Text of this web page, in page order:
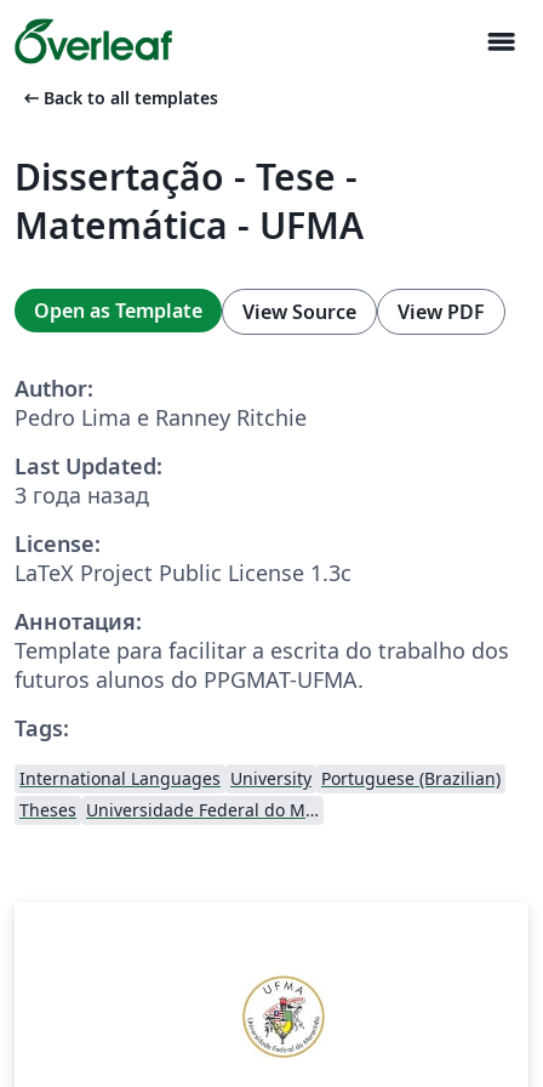
menu
arrow_left_alt Back to all templates
Dissertação - Tese -
Matemática - UFMA
Open as Template View Source View PDF
Author:
Pedro Lima e Ranney Ritchie
Last Updated:
3 года назад
License:
LaTeX Project Public License 1.3c
Аннотация:
Template para facilitar a escrita do trabalho dos
futuros alunos do PPGMAT-UFMA.
Tags:
International Languages University Portuguese (Brazilian)
Theses
Universidade Federal do Maranhão